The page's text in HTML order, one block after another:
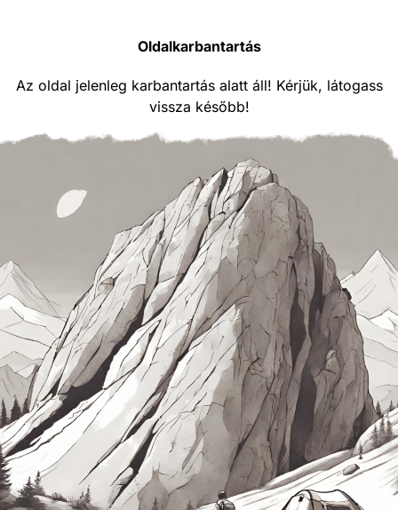
Oldalkarbantartás
Az oldal jelenleg karbantartás alatt áll! Kérjük, látogass
vissza később!